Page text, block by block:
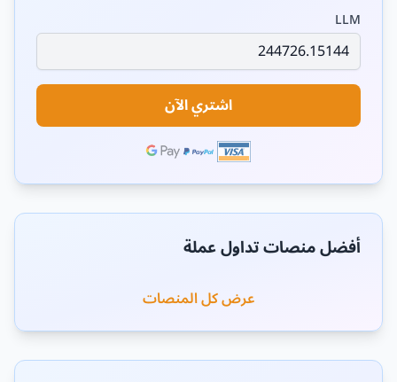
LLM
اشتري الآن
أفضل منصات تداول عملة
عرض كل المنصات